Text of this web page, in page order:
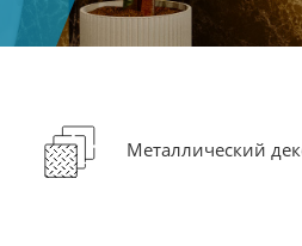
Металлический